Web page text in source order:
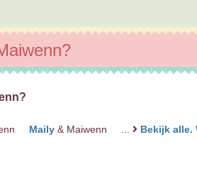
Maily & Maiwenn ...
Bekijk alle.